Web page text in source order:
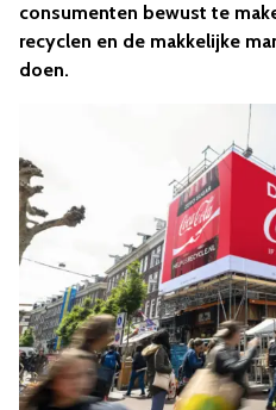
consumenten bewust te
recyclen en de makkelijke
doen.